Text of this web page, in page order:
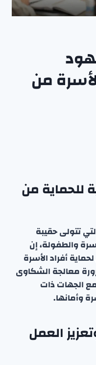
من
للحماية من
تتولى حقيبة
والطفولة، إن
أفراد الأسرة
معالجة الشكاوى
الجهات ذات
وأمانها.
العمل